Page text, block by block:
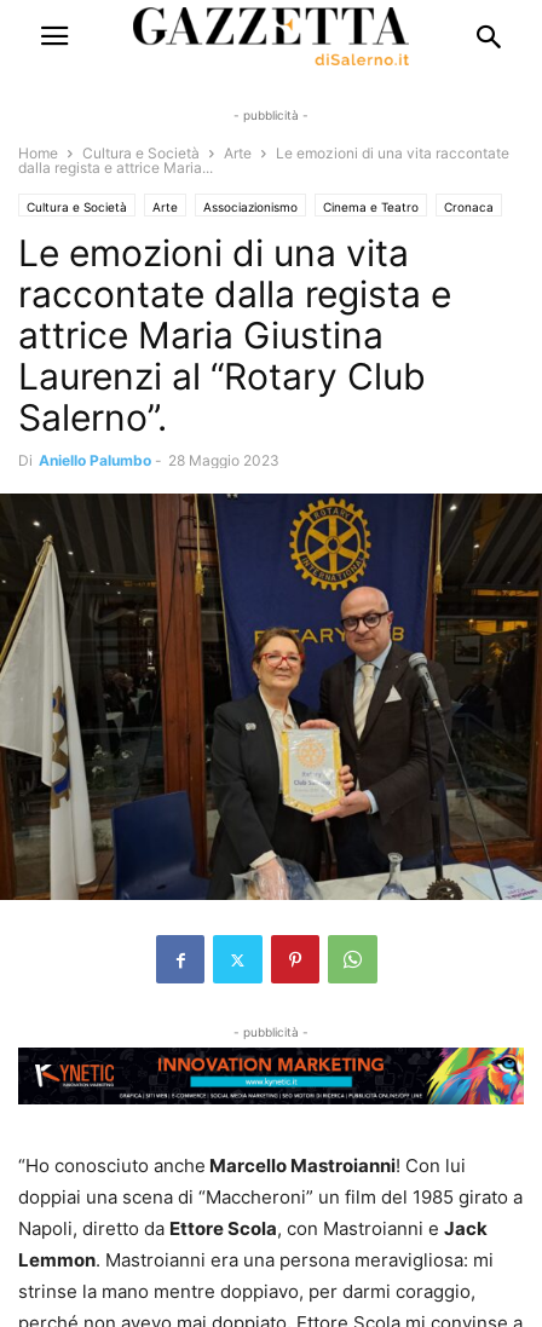
- pubblicità -
Home Cultura e Società Arte
Le emozioni di una vita raccontate
dalla regista e attrice Maria...
Cultura e Società Arte Associazionismo Cinema e Teatro Cronaca
Eventi Eventi e Manifestazioni Interviste
Solo Annunci Territori Storia del territorio
Le emozioni di una vita
raccontate dalla regista e
attrice Maria Giustina
Laurenzi al “Rotary Club
Salerno”.
Di Aniello Palumbo - 28 Maggio 2023
- pubblicità -
“Ho conosciuto anche Marcello Mastroianni! Con lui
doppiai una scena di “Maccheroni” un film del 1985 girato a
Napoli, diretto da Ettore Scola, con Mastroianni e Jack
Lemmon. Mastroianni era una persona meravigliosa: mi
strinse la mano mentre doppiavo, per darmi coraggio,